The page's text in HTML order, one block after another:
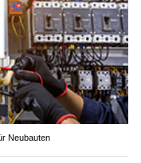
Neubauten